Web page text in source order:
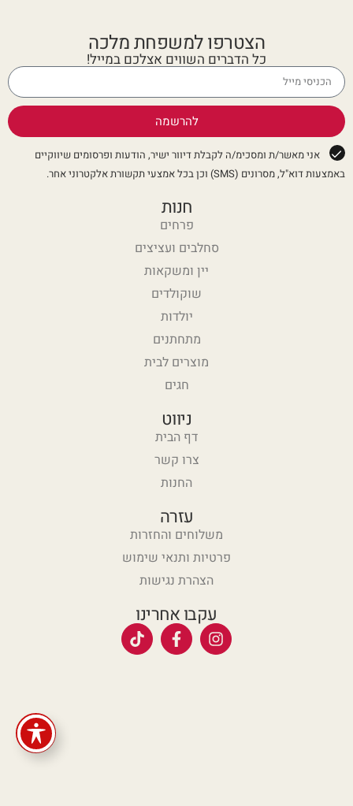
חנות
פרחים
סחלבים ועציצים
יין ומשקאות
שוקולדים
יולדות
מתחתנים
מוצרים לבית
חגים
ניווט
דף הבית
צרו קשר
החנות
הצטרפו למשפחת מלכה
כל הדברים השווים אצלכם במייל!
אני מאשר/ת ומסכימ/ה לקבלת דיוור ישיר, הודעות ופרסומים שיווקיים
באמצעות דוא"ל, מסרונים (SMS) וכן בכל אמצעי תקשורת אלקטרוני אחר.
להרשמה
עזרה
משלוחים והחזרות
פרטיות ותנאי שימוש
הצהרת נגישות
עקבו אחרינו